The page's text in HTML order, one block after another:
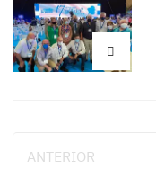
ANTERIOR